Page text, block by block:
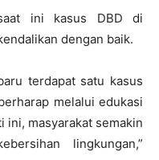
ini kasus DBD di
dengan baik.
terdapat satu kasus
melalui edukasi
ini, masyarakat semakin
lingkungan,”